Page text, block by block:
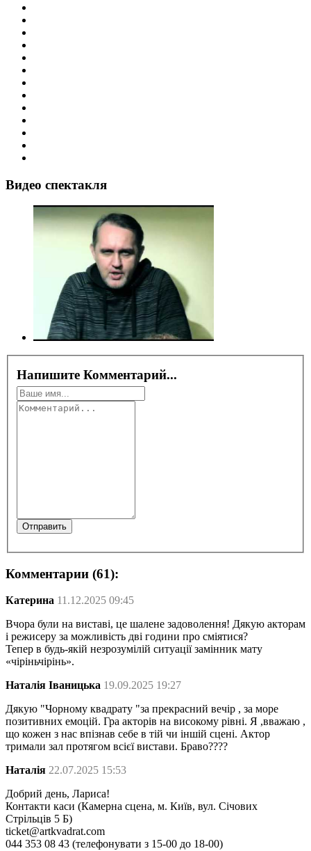
Видео спектакля
Напишите Комментарий...
Комментарии (61):
Катерина 11.12.2025 09:45
Вчора були на виставі, це шалене задоволення! Дякую акторам
і режисеру за можливість дві години про сміятися?
Тепер в будь-якій незрозумілій ситуації замінник мату
«чіріньчірінь».
Наталія Іваницька 19.09.2025 19:27
Дякую "Чорному квадрату "за прекрасний вечір , за море
позитивних емоцій. Гра акторів на високому рівні. Я ,вважаю ,
що кожен з нас впізнав себе в тій чи іншій сцені. Актор
тримали зал протягом всієї вистави. Браво????
Наталія 22.07.2025 15:53
Добрий день, Лариса!
Контакти каси (Камерна сцена, м. Київ, вул. Січових
Стрільців 5 Б)
ticket@artkvadrat.com
044 353 08 43 (телефонувати з 15-00 до 18-00)